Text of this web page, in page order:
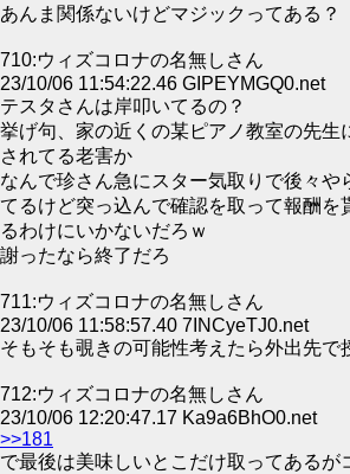
あんま関係ないけどマジックってある？
710:ウィズコロナの名無しさん
23/10/06 11:54:22.46 GIPEYMGQ0.net
テスタさんは岸叩いてるの？
挙げ句、家の近くの某ピアノ教室の先生
されてる老害か
なんで珍さん急にスター気取りで後々や
てるけど突っ込んで確認を取って報酬を
るわけにいかないだろｗ
謝ったなら終了だろ
711:ウィズコロナの名無しさん
23/10/06 11:58:57.40 7INCyeTJ0.net
そもそも覗きの可能性考えたら外出先で
712:ウィズコロナの名無しさん
23/10/06 12:20:47.17 Ka9a6BhO0.net
>>181
で最後は美味しいとこだけ取ってあるが